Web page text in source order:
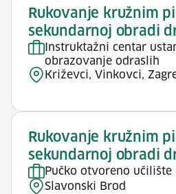
Rukovanje kružnim
sekundarnoj obradi
Instruktažni centar
obrazovanje odraslih
Križevci, Vinkovci,
Rukovanje kružnim
sekundarnoj obradi
Pučko otvoreno učilište
Slavonski Brod